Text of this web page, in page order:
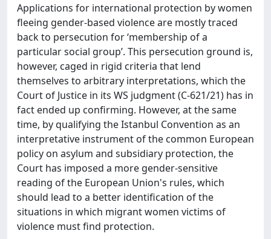
Applications for international protection by women
fleeing gender-based violence are mostly traced
back to persecution for ‘membership of a
particular social group’. This persecution ground is,
however, caged in rigid criteria that lend
themselves to arbitrary interpretations, which the
Court of Justice in its WS judgment (C-621/21) has in
fact ended up confirming. However, at the same
time, by qualifying the Istanbul Convention as an
interpretative instrument of the common European
policy on asylum and subsidiary protection, the
Court has imposed a more gender-sensitive
reading of the European Union's rules, which
should lead to a better identification of the
situations in which migrant women victims of
violence must find protection.